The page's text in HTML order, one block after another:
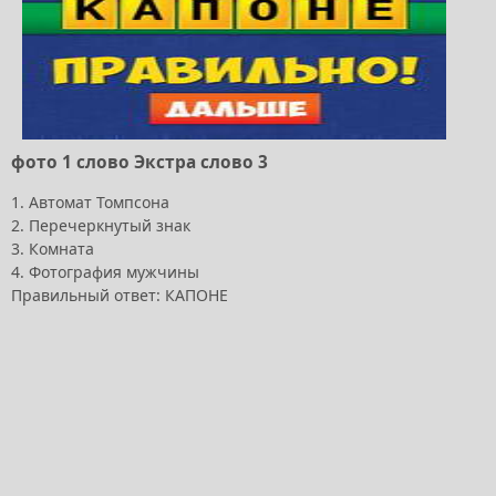
фото 1 слово Экстра слово 3
1. Автомат Томпсона
2. Перечеркнутый знак
3. Комната
4. Фотография мужчины
Правильный ответ: КАПОНЕ